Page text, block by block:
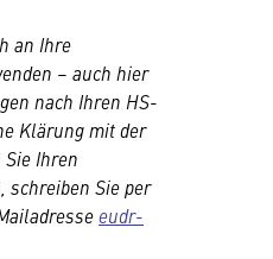
an Ihre
– auch hier
nach Ihren HS-
Klärung mit der
Ihren
schreiben Sie per
eudr-